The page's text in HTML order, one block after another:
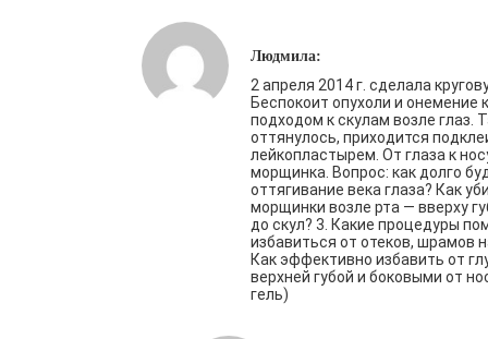
Людмила:
2 апреля 2014 г. сделала
Беспокоит опухоли и онемение
подходом к скулам возле глаз.
оттянулось, приходится
лейкопластырем. От глаза к
морщинка. Вопрос: как долго
оттягивание века глаза? Как
морщинки возле рта — вверху
до скул? 3. Какие процедуры
избавиться от отеков, шрамов
Как эффективно избавить от
верхней губой и боковыми от
гель)